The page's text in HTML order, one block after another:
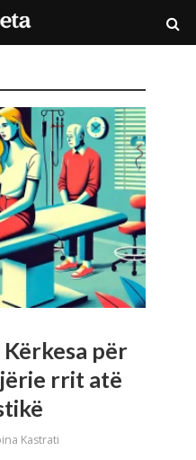
Kërkesa për
rrit atë
Kastrati